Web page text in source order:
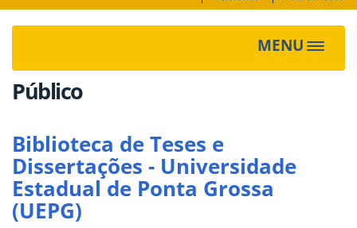
MENU Toggle
Público
Biblioteca de Teses e
Dissertações - Universidade
Estadual de Ponta Grossa
(UEPG)